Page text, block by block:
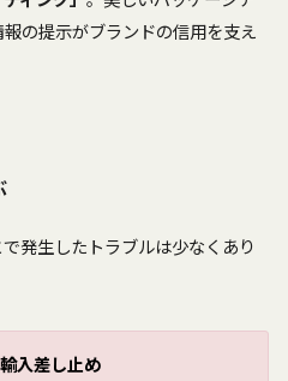
の提示がブランドの信用を支え
発生したトラブルは少なくあり
入差し止め